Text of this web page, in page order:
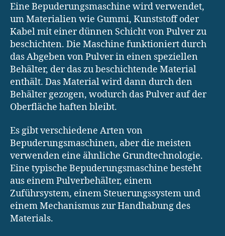
Eine Bepuderungsmaschine wird verwendet,
um Materialien wie Gummi, Kunststoff oder
Kabel mit einer dünnen Schicht von Pulver zu
beschichten. Die Maschine funktioniert durch
das Abgeben von Pulver in einen speziellen
Behälter, der das zu beschichtende Material
enthält. Das Material wird dann durch den
Behälter gezogen, wodurch das Pulver auf der
Oberfläche haften bleibt.
Es gibt verschiedene Arten von
Bepuderungsmaschinen, aber die meisten
verwenden eine ähnliche Grundtechnologie.
Eine typische Bepuderungsmaschine besteht
aus einem Pulverbehälter, einem
Zuführsystem, einem Steuerungssystem und
einem Mechanismus zur Handhabung des
Materials.